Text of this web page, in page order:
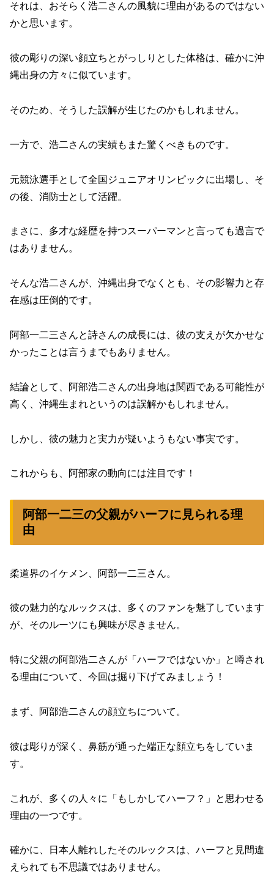
それは、おそらく浩二さんの風貌に理由があるのではない
かと思います。
彼の彫りの深い顔立ちとがっしりとした体格は、確かに沖
縄出身の方々に似ています。
そのため、そうした誤解が生じたのかもしれません。
一方で、浩二さんの実績もまた驚くべきものです。
元競泳選手として全国ジュニアオリンピックに出場し、そ
の後、消防士として活躍。
まさに、多才な経歴を持つスーパーマンと言っても過言で
はありません。
そんな浩二さんが、沖縄出身でなくとも、その影響力と存
在感は圧倒的です。
阿部一二三さんと詩さんの成長には、彼の支えが欠かせな
かったことは言うまでもありません。
結論として、阿部浩二さんの出身地は関西である可能性が
高く、沖縄生まれというのは誤解かもしれません。
しかし、彼の魅力と実力が疑いようもない事実です。
これからも、阿部家の動向には注目です！
阿部一二三の父親がハーフに見られる理
由
柔道界のイケメン、阿部一二三さん。
彼の魅力的なルックスは、多くのファンを魅了しています
が、そのルーツにも興味が尽きません。
特に父親の阿部浩二さんが「ハーフではないか」と噂され
る理由について、今回は掘り下げてみましょう！
まず、阿部浩二さんの顔立ちについて。
彼は彫りが深く、鼻筋が通った端正な顔立ちをしていま
す。
これが、多くの人々に「もしかしてハーフ？」と思わせる
理由の一つです。
確かに、日本人離れしたそのルックスは、ハーフと見間違
えられても不思議ではありません。